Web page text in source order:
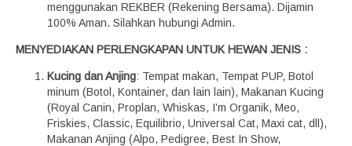
menggunakan REKBER (Rekening Bersama). Dijamin
100% Aman. Silahkan hubungi Admin.
MENYEDIAKAN PERLENGKAPAN UNTUK HEWAN JENIS :
Kucing dan Anjing: Tempat makan, Tempat PUP, Botol
minum (Botol, Kontainer, dan lain lain), Makanan Kucing
(Royal Canin, Proplan, Whiskas, I’m Organik, Meo,
Friskies, Classic, Equilibrio, Universal Cat, Maxi cat, dll),
Makanan Anjing (Alpo, Pedigree, Best In Show,